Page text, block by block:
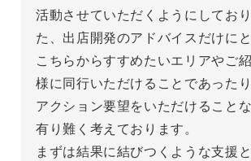
活動させていただくようにしてお
た、出店開発のアドバイスだけにと
こちらからすすめたいエリアやご
様に同行いただけることであった
アクション要望をいただけること
有り難く考えております。
まずは結果に結びつくような支援